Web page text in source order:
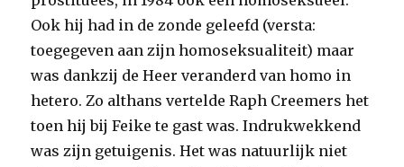
Ook hij had in de zonde geleefd (versta:
toegegeven aan zijn homoseksualiteit) maar
was dankzij de Heer veranderd van homo in
hetero. Zo althans vertelde Raph Creemers het
toen hij bij Feike te gast was. Indrukwekkend
was zijn getuigenis. Het was natuurlijk niet